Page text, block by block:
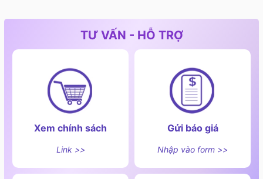
Chống ồn khi đang sử dụng
3. Phụ kiện đi kèm
- 01 Siphon Kluger Z SLIM.
- 01 bát rác Kluger KS –185J.
- 01 giỏ inox để đồ theo bộ.
TƯ VẤN - HỖ TRỢ
Xem chính sách
Link >>
Gửi báo giá
Nhập vào form >>